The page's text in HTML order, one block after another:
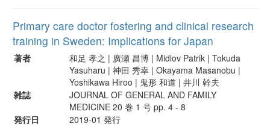
Primary care doctor fostering and clinical research
training in Sweden: Implications for Japan
著者
和足 孝之 | 廣瀬 昌博 | Midlov Patrik | Tokuda
Yasuharu | 神田 秀幸 | Okayama Masanobu |
Yoshikawa Hiroo | 鬼形 和道 | 井川 幹夫
雑誌
JOURNAL OF GENERAL AND FAMILY
MEDICINE 20 巻 1 号 pp. 4 - 8
発行日
2019-01 発行